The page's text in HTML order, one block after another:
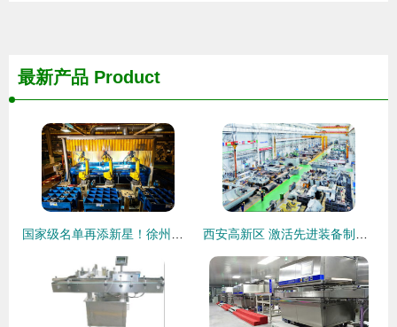
最新产品 Product
国家级名单再添新星！徐州经开区两家企业荣登机械装备制造领域榜单 西安高新区 激活先进装备制造产业“一池春水”